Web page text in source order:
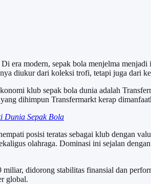
era modern, sepak bola menjelma
diukur dari koleksi trofi, tetapi juga dari
klub sepak bola dunia adalah
dihimpun Transfermarkt kerap
Dunia Sepak Bola
posisi teratas sebagai klub dengan
olahraga. Dominasi ini sejalan
didorong stabilitas finansial dan
global.